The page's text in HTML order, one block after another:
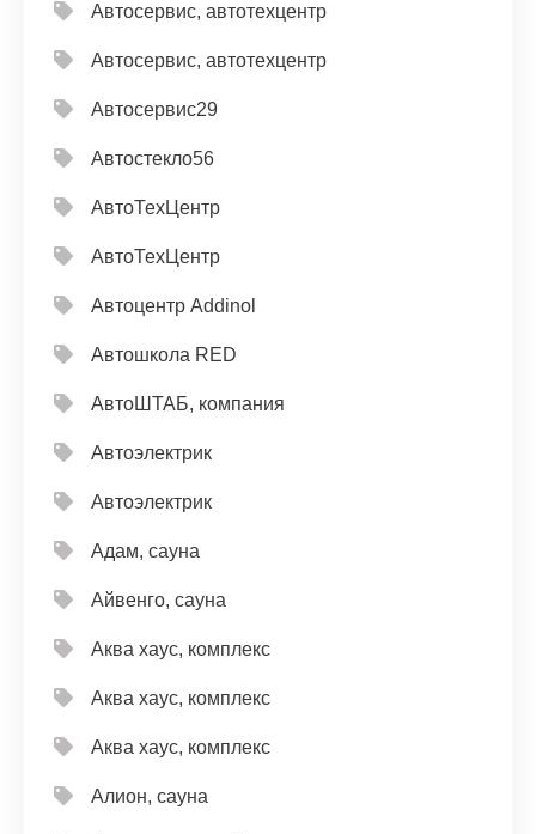
Автосервис, автотехцентр
Автосервис, автотехцентр
Автосервис29
Автостекло56
АвтоТехЦентр
АвтоТехЦентр
Автоцентр Addinol
Автошкола RED
АвтоШТАБ, компания
Автоэлектрик
Автоэлектрик
Адам, сауна
Айвенго, сауна
Аква хаус, комплекс
Аква хаус, комплекс
Аква хаус, комплекс
Алион, сауна